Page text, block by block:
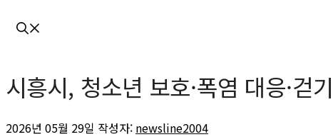
시흥시, 청소년 보호·폭염 대응·걷
2026년 05월 29일 작성자: newsline2004